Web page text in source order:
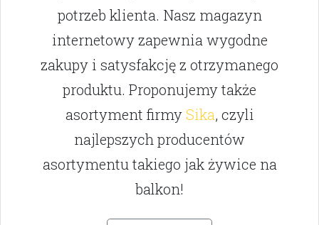
potrzeb klienta. Nasz magazyn
internetowy zapewnia wygodne
zakupy i satysfakcję z otrzymanego
produktu. Proponujemy także
asortyment firmySika, czyli
najlepszych producentów
asortymentu takiego jak żywice na
balkon!